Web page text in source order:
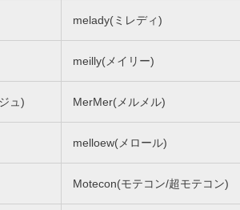
melady(ミレディ)
meilly(メイリー)
ュ) MerMer(メルメル)
melloew(メロール)
Motecon(モテコン/超モテコン)